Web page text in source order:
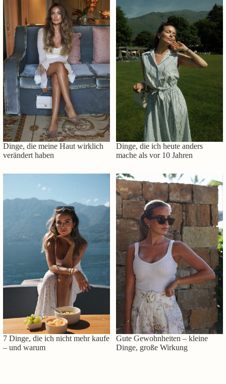
Dinge, die meine Haut wirklich
verändert haben
Dinge, die ich heute anders
mache als vor 10 Jahren
7 Dinge, die ich nicht mehr kaufe
– und warum
Gute Gewohnheiten – kleine
Dinge, große Wirkung